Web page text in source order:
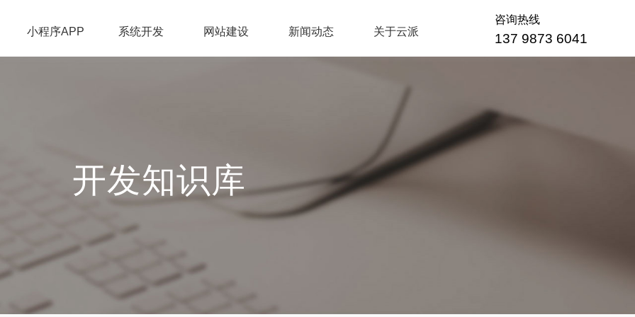
小程序APP 系统开发 网站建设 新闻动态 关于云派
咨询热线
137 9873 6041
开发知识库